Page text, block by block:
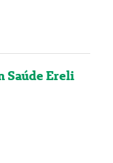
Saúde Ereli